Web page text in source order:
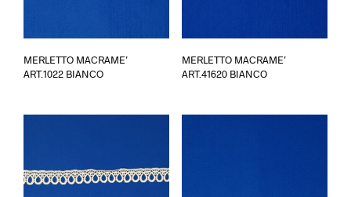
MERLETTO MACRAME’
ART.1022 BIANCO
MERLETTO MACRAME’
ART.41620 BIANCO